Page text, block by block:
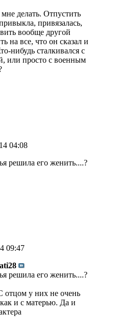
делать. Отпустить
привязалась,
вообще другой
на все, что он сказал и
нибудь сталкивался с
или просто с военным
04:08
решила его женить....?
09:47
решила его женить....?
у них не очень
и с матерью. Да и